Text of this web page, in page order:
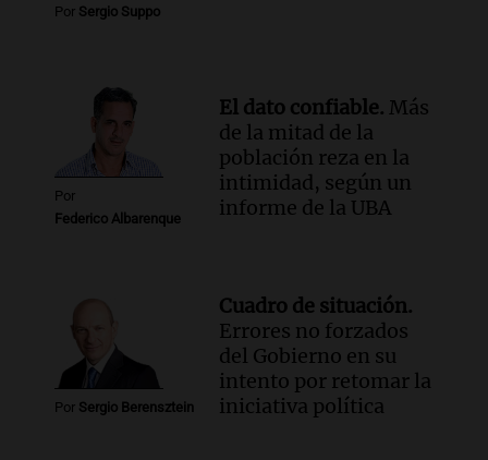
Por Sergio Suppo
Por
Federico Albarenque
El dato confiable. Más
de la mitad de la
población reza en la
intimidad, según un
informe de la UBA
Por Sergio Berensztein
Cuadro de situación.
Errores no forzados
del Gobierno en su
intento por retomar la
iniciativa política